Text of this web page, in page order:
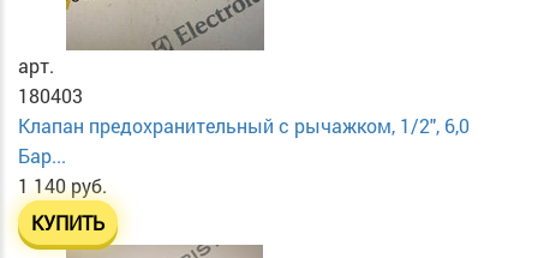
арт.
180403
Клапан предохранительный с рычажком, 1/2", 6,0
Бар...
1 140 руб.
КУПИТЬ